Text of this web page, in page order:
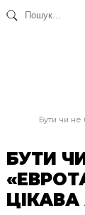
Бути чи не
БУТИ